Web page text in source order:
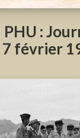
PHU :
7 février